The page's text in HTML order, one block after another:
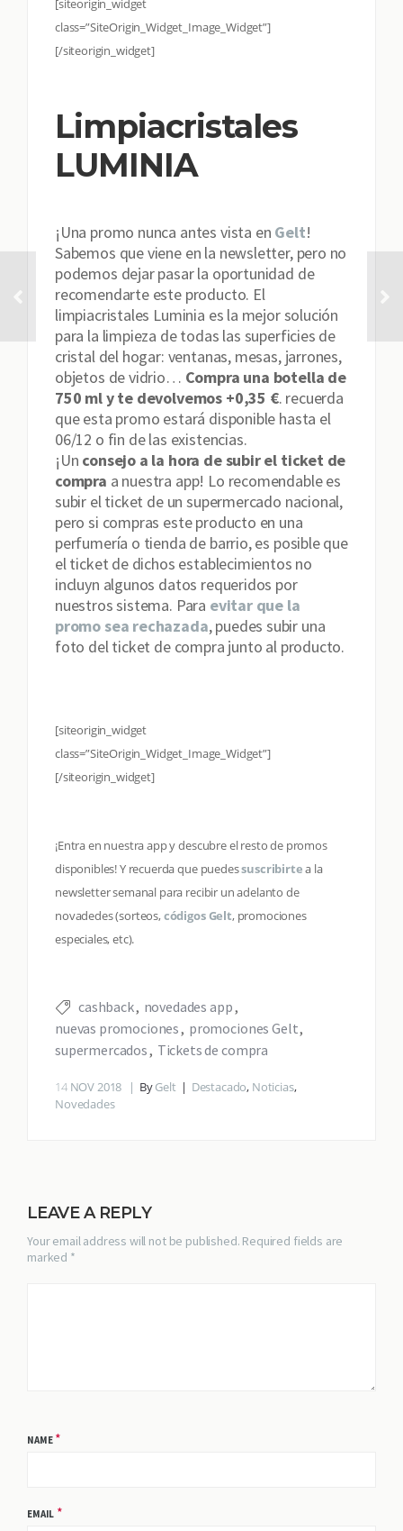
[siteorigin_widget
class=”SiteOrigin_Widget_Image_Widget”]
[/siteorigin_widget]
Limpiacristales
LUMINIA
¡Una promo nunca antes vista en Gelt!
Sabemos que viene en la newsletter, pero no
podemos dejar pasar la oportunidad de
recomendarte este producto. El
limpiacristales Luminia es la mejor solución
para la limpieza de todas las superficies de
cristal del hogar: ventanas, mesas, jarrones,
objetos de vidrio… Compra una botella de
750 ml y te devolvemos +0,35 €. recuerda
que esta promo estará disponible hasta el
06/12 o fin de las existencias.
¡Un consejo a la hora de subir el ticket de
compra a nuestra app! Lo recomendable es
subir el ticket de un supermercado nacional,
pero si compras este producto en una
perfumería o tienda de barrio, es posible que
el ticket de dichos establecimientos no
incluyn algunos datos requeridos por
nuestros sistema. Para evitar que la
promo sea rechazada, puedes subir una
foto del ticket de compra junto al producto.
[siteorigin_widget
class=”SiteOrigin_Widget_Image_Widget”]
[/siteorigin_widget]
¡Entra en nuestra app y descubre el resto de promos
disponibles! Y recuerda que puedessuscribirtea la
newsletter semanal para recibir un adelanto de
novadedes (sorteos,códigos Gelt, promociones
especiales, etc).
cashback
novedades app
nuevas promociones
promociones Gelt
supermercados
Tickets de compra
14 NOV 2018 ByGelt Destacado, Noticias,
Novedades
LEAVE A REPLY
Your email address will not be published. Required fields are
marked *
NAME *
EMAIL *